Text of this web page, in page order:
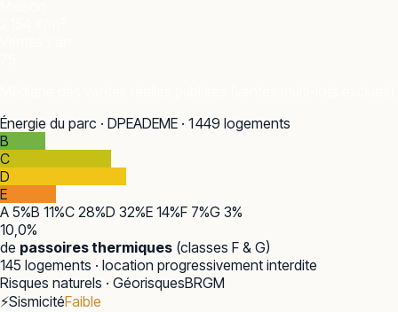
Énergie du parc · DPEADEME · 1 449 logements
B
C
D
E
A 5%B 11%C 28%D 32%E 14%F 7%G 3%
10,0%
de passoires thermiques (classes F & G)
145 logements · location progressivement interdite
Risques naturels · GéorisquesBRGM
⚡SismicitéFaible